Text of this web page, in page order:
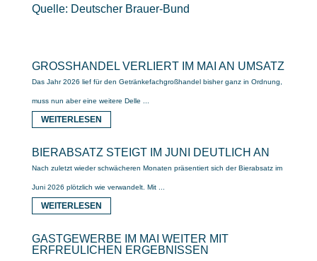
Quelle: Deutscher Brauer-Bund
GROSSHANDEL VERLIERT IM MAI AN UMSATZ
Das Jahr 2026 lief für den Getränkefachgroßhandel bisher ganz in Ordnung,
muss nun aber eine weitere Delle ...
WEITERLESEN
BIERABSATZ STEIGT IM JUNI DEUTLICH AN
Nach zuletzt wieder schwächeren Monaten präsentiert sich der Bierabsatz im
Juni 2026 plötzlich wie verwandelt. Mit ...
WEITERLESEN
GASTGEWERBE IM MAI WEITER MIT
ERFREULICHEN ERGEBNISSEN